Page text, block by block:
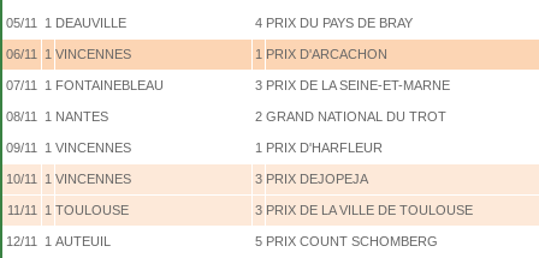
05/11 1 DEAUVILLE 4 PRIX DU PAYS DE BRAY
06/11 1 VINCENNES 1 PRIX D'ARCACHON
07/11 1 FONTAINEBLEAU 3 PRIX DE LA SEINE-ET-MARNE
08/11 1 NANTES 2 GRAND NATIONAL DU TROT
09/11 1 VINCENNES 1 PRIX D'HARFLEUR
10/11 1 VINCENNES 3 PRIX DEJOPEJA
11/11 1 TOULOUSE 3 PRIX DE LA VILLE DE TOULOUSE
12/11 1 AUTEUIL 5 PRIX COUNT SCHOMBERG